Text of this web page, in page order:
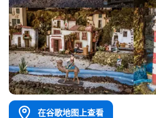
在谷歌地图上查看